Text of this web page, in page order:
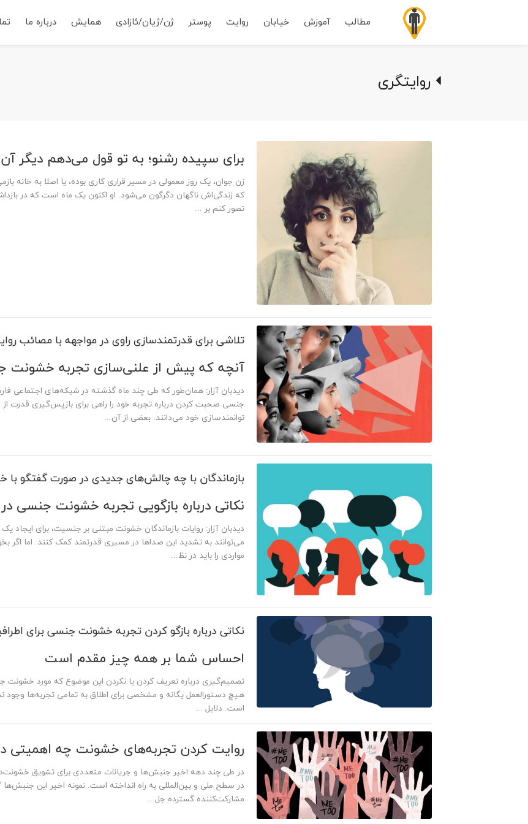
مطالب آموزش خیابان روایت پوستر ژن/ژیان/ئازادی همایش درباره ما
روایتگری
برای سپیده رشنو؛ به تو قول می‌دهم دیگر
زن جوان، یک روز معمولی در مسیر قراری کاری بوده، یا اصلا به خانه
که زندگی‌اش ناگهان دگرگون می‌شود. او اکنون یک ماه است که در
تصور کنم بر ...
تلاشی برای قدرتمندسازی راوی در مواجهه با مصائب
آنچه که پیش از علنی‌سازی تجربه خشونت
دیدبان آزار: همان‌طور که طی چند ماه گذشته در شبکه‌های اجتماعی
جنسی صحبت کردن درباره تجربه خود را راهی برای بازپس‌گیری قدرت
توانمندسازی خود می‌دانند. بعضی از آن‌...
بازماندگان با چه چالش‌های جدیدی در صورت گفتگو با
نکاتی درباره بازگویی تجربه خشونت جنسی
دیدبان آزار: روایات بازماندگان خشونت مبتنی بر جنسیت، برای ایجاد
می‌توانند به تشدید این صداها در مسیری قدرتمند کمک کنند. اما اگر
مواردی را باید در نظ...
نکاتی درباره بازگو کردن تجربه خشونت جنسی برای
احساس شما بر همه چیز مقدم است
تصمیم‌گیری درباره تعریف کردن یا نکردن این موضوع که مورد خشونت
هیچ دستورالعمل یگانه و مشخصی برای اطلاق به تمامی تجربه‌ها وجود
است. دلایل ...
روایت کردن تجربه‌های خشونت چه اهمیتی
در طی چند دهه اخیر جنبش‌ها‌ و جریانات متعددی برای تشویق
مشارکت‌کننده گسترده جل...